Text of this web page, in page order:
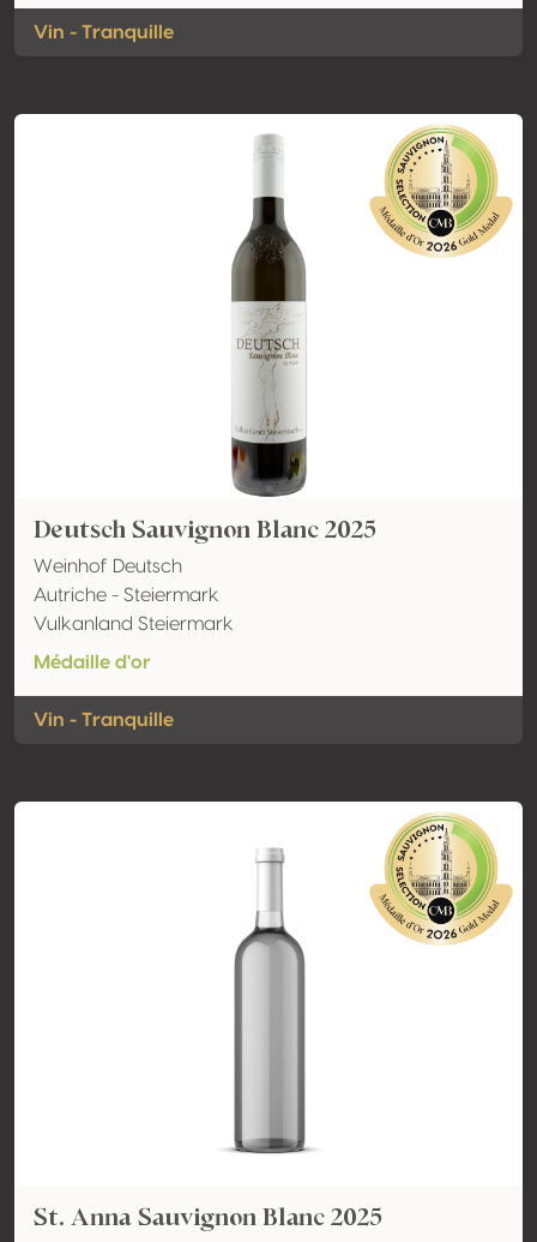
Vin - Tranquille
Deutsch Sauvignon Blanc 2025
Weinhof Deutsch
Autriche - Steiermark
Vulkanland Steiermark
Médaille d'or
Vin - Tranquille
St. Anna Sauvignon Blanc 2025